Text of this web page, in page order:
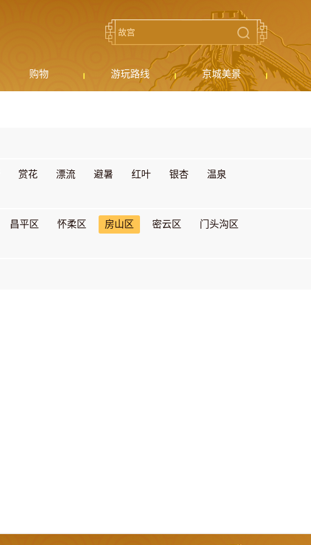
购物 游玩路线 京城美景
赏花 漂流 避暑 红叶 银杏
温泉
昌平区 怀柔区 房山区 密云区
门头沟区